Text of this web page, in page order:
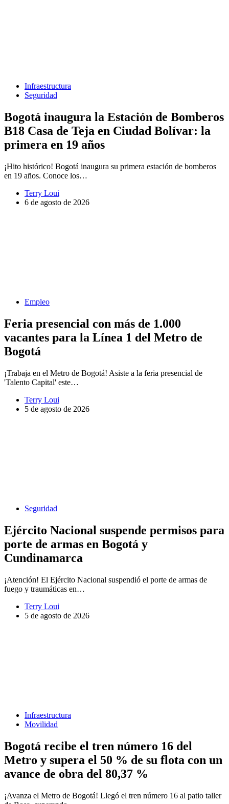
Infraestructura
Seguridad
Bogotá inaugura la Estación de Bomberos
B18 Casa de Teja en Ciudad Bolívar: la
primera en 19 años
¡Hito histórico! Bogotá inaugura su primera estación de bomberos
en 19 años. Conoce los…
Terry Loui
6 de agosto de 2026
Empleo
Feria presencial con más de 1.000
vacantes para la Línea 1 del Metro de
Bogotá
¡Trabaja en el Metro de Bogotá! Asiste a la feria presencial de
'Talento Capital' este…
Terry Loui
5 de agosto de 2026
Seguridad
Ejército Nacional suspende permisos para
porte de armas en Bogotá y
Cundinamarca
¡Atención! El Ejército Nacional suspendió el porte de armas de
fuego y traumáticas en…
Terry Loui
5 de agosto de 2026
Infraestructura
Movilidad
Bogotá recibe el tren número 16 del
Metro y supera el 50 % de su flota con un
avance de obra del 80,37 %
¡Avanza el Metro de Bogotá! Llegó el tren número 16 al patio taller